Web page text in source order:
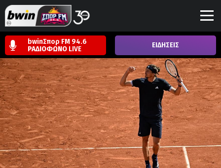
bwinΣπορ FM 94.6
ΡΑΔΙΟΦΩΝΟ LIVE ΕΙΔΗΣΕΙΣ